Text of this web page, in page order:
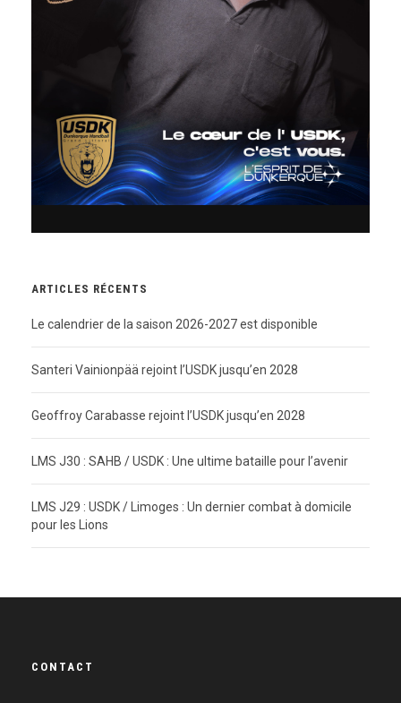
ARTICLES RÉCENTS
Le calendrier de la saison 2026-2027 est disponible
Santeri Vainionpää rejoint l’USDK jusqu’en 2028
Geoffroy Carabasse rejoint l’USDK jusqu’en 2028
LMS J30 : SAHB / USDK : Une ultime bataille pour l’avenir
LMS J29 : USDK / Limoges : Un dernier combat à domicile
pour les Lions
CONTACT